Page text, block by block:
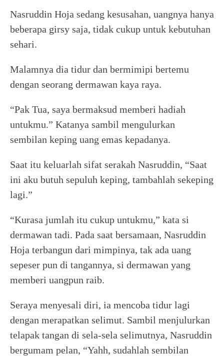
Nasruddin Hoja sedang kesusahan, uangnya hanya
beberapa girsy saja, tidak cukup untuk kebutuhan
sehari.
Malamnya dia tidur dan bermimipi bertemu
dengan seorang dermawan kaya raya.
“Pak Tua, saya bermaksud memberi hadiah
untukmu.” Katanya sambil mengulurkan
sembilan keping uang emas kepadanya.
Saat itu keluarlah sifat serakah Nasruddin, “Saat
ini aku butuh sepuluh keping, tambahlah sekeping
lagi.”
“Kurasa jumlah itu cukup untukmu,” kata si
dermawan tadi. Pada saat bersamaan, Nasruddin
Hoja terbangun dari mimpinya, tak ada uang
sepeser pun di tangannya, si dermawan yang
memberi uangpun raib.
Seraya menyesali diri, ia mencoba tidur lagi
dengan merapatkan selimut. Sambil menjulurkan
telapak tangan di sela-sela selimutnya, Nasruddin
bergumam pelan, “Yahh, sudahlah sembilan